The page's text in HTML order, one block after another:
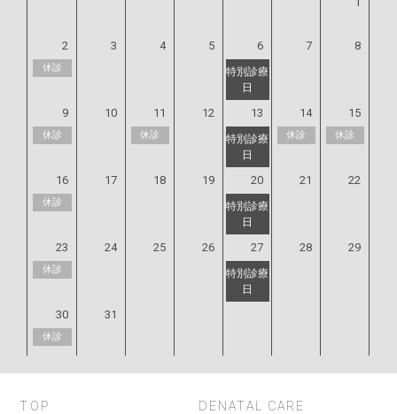
2
休診
3 4 5 6 7 8
9
休診
10 11
休診
12 13 14
休診
15
休診
16
休診
17 18 19 20 21 22
23
休診
24 25 26 27 28 29
30
休診
31
TOP DENATAL CARE